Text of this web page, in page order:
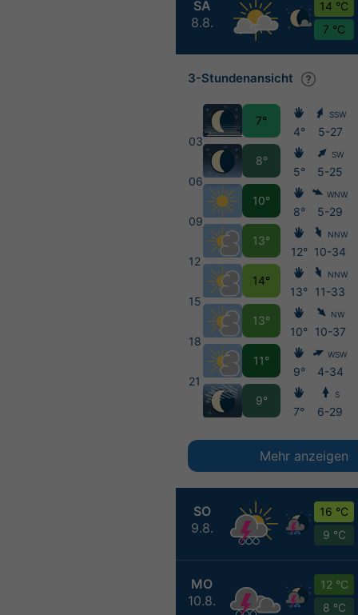
SA
8.8.
14 °C
7 °C
SO
9.8.
16 °C
9 °C
MO
10.8.
12 °C
8 °C
3-Stundenansicht
03
06
09
12
15
18
21
7°
8°
10°
13°
14°
13°
11°
9°
4°
5°
8°
12°
13°
10°
9°
7°
SSW
5-27
SW
5-25
WNW
5-29
NNW
10-34
NNW
11-33
NW
10-37
WSW
4-34
S
6-29
Mehr anzeigen